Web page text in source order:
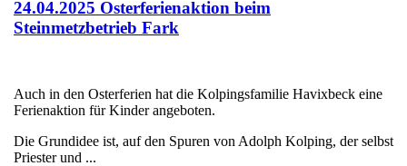
24.04.2025 Osterferienaktion beim
Steinmetzbetrieb Fark
Auch in den Osterferien hat die Kolpingsfamilie Havixbeck eine
Ferienaktion für Kinder angeboten.
Die Grundidee ist, auf den Spuren von Adolph Kolping, der selbst
Priester und ...